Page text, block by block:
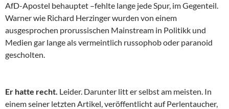
AfD-Apostel behauptet –fehlte lange jede Spur, im Gegenteil.
Warner wie Richard Herzinger wurden von einem
ausgesprochen prorussischen Mainstream in Politikk und
Medien gar lange als vermeintlich russophob oder paranoid
gescholten.
Er hatte recht. Leider. Darunter litt er selbst am meisten. In
einem seiner letzten Artikel, veröffentlicht auf Perlentaucher,